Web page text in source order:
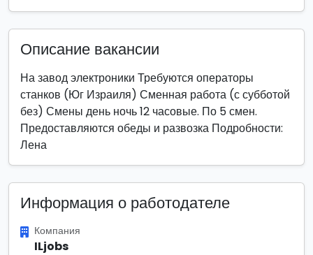
Описание вакансии
На завод электроники Требуются операторы
станков (Юг Израиля) Сменная работа (с субботой
без) Смены день ночь 12 часовые. По 5 смен.
Предоставляются обеды и развозка Подробности:
Лена
Информация о работодателе
Компания
ILjobs